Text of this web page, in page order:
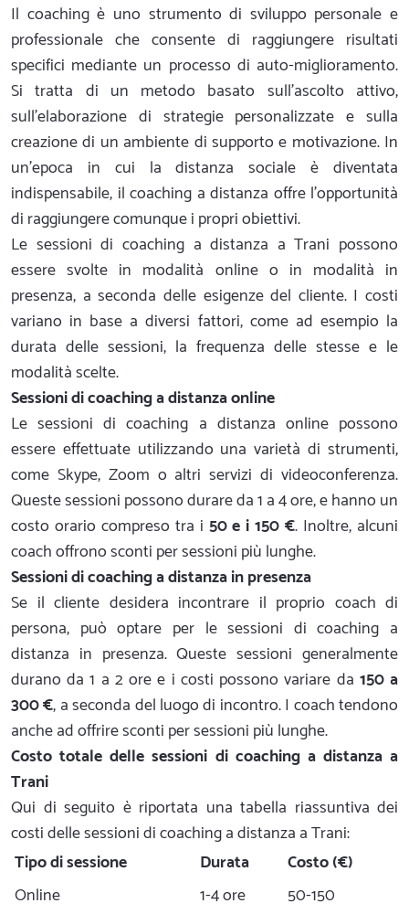
Il coaching è uno strumento di sviluppo personale e
professionale che consente di raggiungere risultati
specifici mediante un processo di auto-miglioramento.
Si tratta di un metodo basato sull’ascolto attivo,
sull’elaborazione di strategie personalizzate e sulla
creazione di un ambiente di supporto e motivazione. In
un’epoca in cui la distanza sociale è diventata
indispensabile, il coaching a distanza offre l’opportunità
di raggiungere comunque i propri obiettivi.
Le sessioni di coaching a distanza a Trani possono
essere svolte in modalità online o in modalità in
presenza, a seconda delle esigenze del cliente. I costi
variano in base a diversi fattori, come ad esempio la
durata delle sessioni, la frequenza delle stesse e le
modalità scelte.
Sessioni di coaching a distanza online
Le sessioni di coaching a distanza online possono
essere effettuate utilizzando una varietà di strumenti,
come Skype, Zoom o altri servizi di videoconferenza.
Queste sessioni possono durare da 1 a 4 ore, e hanno un
costo orario compreso tra i 50 e i 150 €. Inoltre, alcuni
coach offrono sconti per sessioni più lunghe.
Sessioni di coaching a distanza in presenza
Se il cliente desidera incontrare il proprio coach di
persona, può optare per le sessioni di coaching a
distanza in presenza. Queste sessioni generalmente
durano da 1 a 2 ore e i costi possono variare da 150 a
300 €, a seconda del luogo di incontro. I coach tendono
anche ad offrire sconti per sessioni più lunghe.
Costo totale delle sessioni di coaching a distanza a
Trani
Qui di seguito è riportata una tabella riassuntiva dei
costi delle sessioni di coaching a distanza a Trani:
Tipo di sessione
Durata
Costo (€)
Online
1-4 ore
50-150